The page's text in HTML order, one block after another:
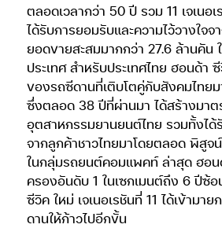
ตลอดเวลากว่า 50 ปี รวม 11 เจเนอ
ได้รับการยอมรับและความไว้วางใจ
ยอดขายสะสมมากกว่า 27.6 ล้านคัน
ประเทศ สำหรับประเทศไทย ฮอนด้า
ของรถซีดานที่เติบโตคู่กับสังคมไทย
ซึ่งตลอด 38 ปีที่ผ่านมา ได้สร้างมาต
อุตสาหกรรมยานยนต์ไทย รวมทั้งไ
จากลูกค้าชาวไทยมาโดยตลอด พิสูจ
ในกลุ่มรถยนต์คอมแพคท์ ล่าสุด ฮอน
ครองอันดับ 1 ในเซกเมนต์ถึง 6 ปีซ้
ซีวิค ใหม่ เจเนอเรชันที่ 11 ได้เข้ามา
ดานให้ก้าวไปอีกขั้น